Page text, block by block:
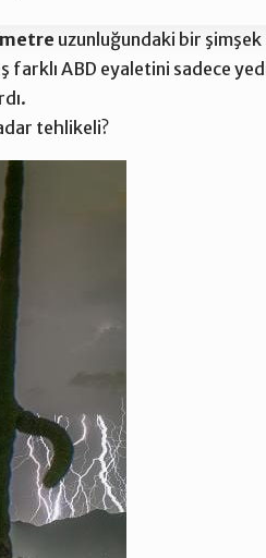
uzunluğundaki bir şimşek
ABD eyaletini sadece
tehlikeli?